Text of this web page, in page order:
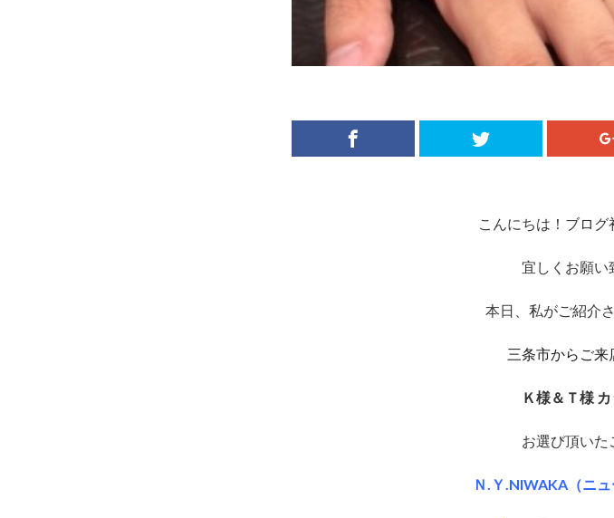
こんにちは！ブロ
宜しくお願い
本日、私がご紹介
三条市からご来
Ｋ様＆Ｔ様
お選び頂いた
Ｎ.Ｙ.NIWAKA（ニュ